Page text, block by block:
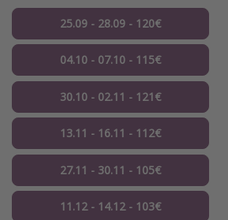
25.09 - 28.09 - 120€
04.10 - 07.10 - 115€
30.10 - 02.11 - 121€
13.11 - 16.11 - 112€
27.11 - 30.11 - 105€
11.12 - 14.12 - 103€